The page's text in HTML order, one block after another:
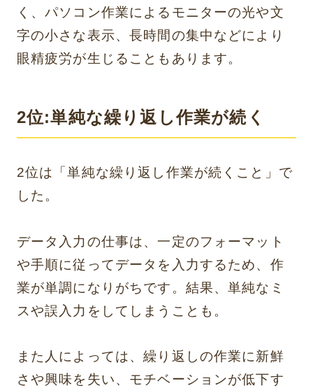
く、パソコン作業によるモニターの光や文
字の小さな表示、長時間の集中などにより
眼精疲労が生じることもあります。
2位:単純な繰り返し作業が続く
2位は「単純な繰り返し作業が続くこと」で
した。
データ入力の仕事は、一定のフォーマット
や手順に従ってデータを入力するため、作
業が単調になりがちです。結果、単純なミ
スや誤入力をしてしまうことも。
また人によっては、繰り返しの作業に新鮮
さや興味を失い、モチベーションが低下す